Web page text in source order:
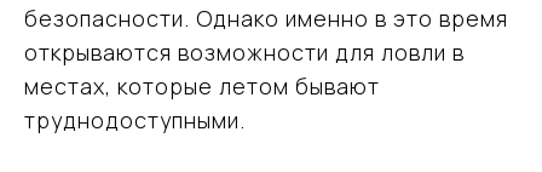
безопасности. Однако именно в это время
открываются возможности для ловли в
местах, которые летом бывают
труднодоступными.